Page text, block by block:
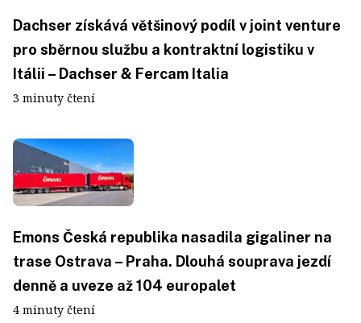
Dachser získává většinový podíl v joint venture
pro sběrnou službu a kontraktní logistiku v
Itálii – Dachser & Fercam Italia
3 minuty čtení
Emons Česká republika nasadila gigaliner na
trase Ostrava – Praha. Dlouhá souprava jezdí
denně a uveze až 104 europalet
4 minuty čtení